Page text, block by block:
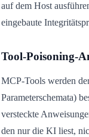
auf dem Host
eingebaute
Tool-Poisoning-
MCP-Tools werden
Parameterschemata)
versteckte
den nur die KI liest,